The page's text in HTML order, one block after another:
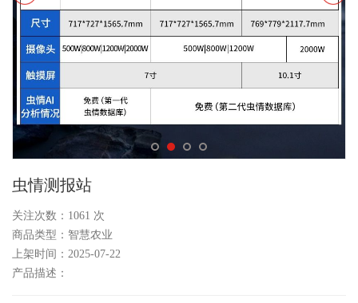
虫情测报站
关注次数： 1061 次
商品类型：智慧农业
上架时间：2025-07-22
产品描述：